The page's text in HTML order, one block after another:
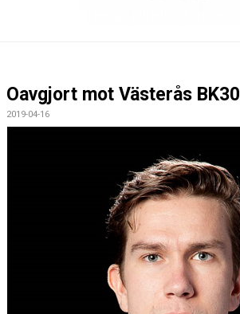
BILDGALLERI
Oavgjort mot Västerås BK30
2019-04-16